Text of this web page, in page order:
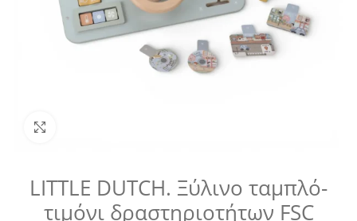
LITTLE DUTCH. Ξύλινο ταμπλό-
τιμόνι δραστηριοτήτων FSC